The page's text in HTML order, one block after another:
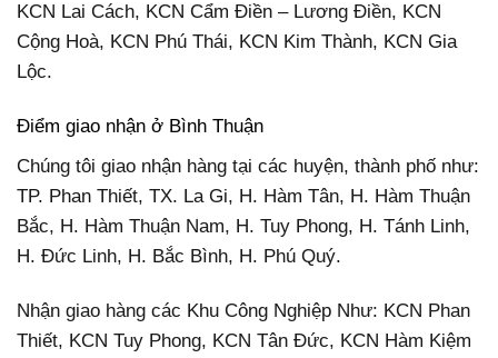
KCN Lai Cách, KCN Cẩm Điền – Lương Điền, KCN
Cộng Hoà, KCN Phú Thái, KCN Kim Thành, KCN Gia
Lộc.
Điểm giao nhận ở Bình Thuận
Chúng tôi giao nhận hàng tại các huyện, thành phố như:
TP. Phan Thiết, TX. La Gi, H. Hàm Tân, H. Hàm Thuận
Bắc, H. Hàm Thuận Nam, H. Tuy Phong, H. Tánh Linh,
H. Đức Linh, H. Bắc Bình, H. Phú Quý.
Nhận giao hàng các Khu Công Nghiệp Như: KCN Phan
Thiết, KCN Tuy Phong, KCN Tân Đức, KCN Hàm Kiệm